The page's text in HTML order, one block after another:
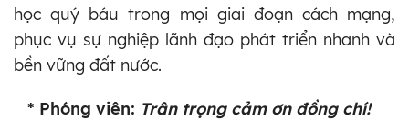
học quý báu trong mọi giai đoạn cách mạng,
phục vụ sự nghiệp lãnh đạo phát triển nhanh và
bền vững đất nước.
* Phóng viên: Trân trọng cảm ơn đồng chí!